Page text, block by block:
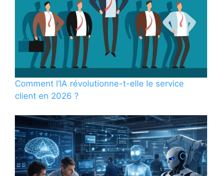
Comment l’IA révolutionne-t-elle le service
client en 2026 ?